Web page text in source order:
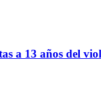
a 13 años del